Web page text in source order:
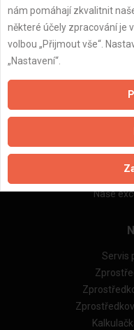
Naše
Zpracování
Zásady pro
Naše
Servis
nám pomáhají zkvalitnit
některé účely zpracování je
volbou „Přijmout vše“.
„Nastavení“.